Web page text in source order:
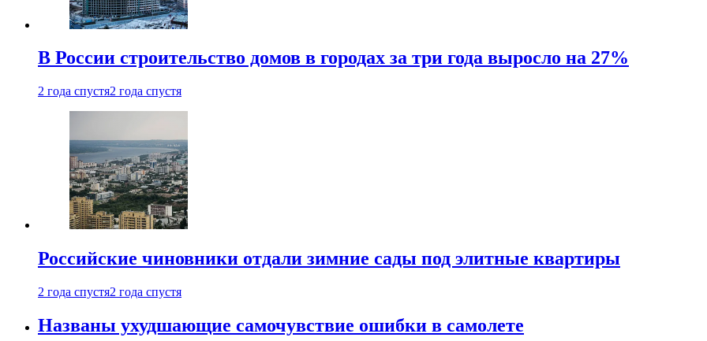
В России строительство домов в городах за три года выросло на 27%
2 года спустя2 года спустя
Российские чиновники отдали зимние сады под элитные квартиры
2 года спустя2 года спустя
Названы ухудшающие самочувствие ошибки в самолете